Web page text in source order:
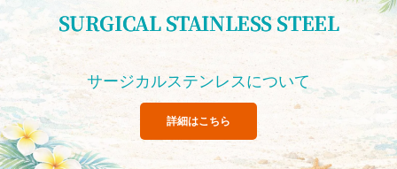
SURGICAL STAINLESS STEEL
サージカルステンレスについて
詳細はこちら